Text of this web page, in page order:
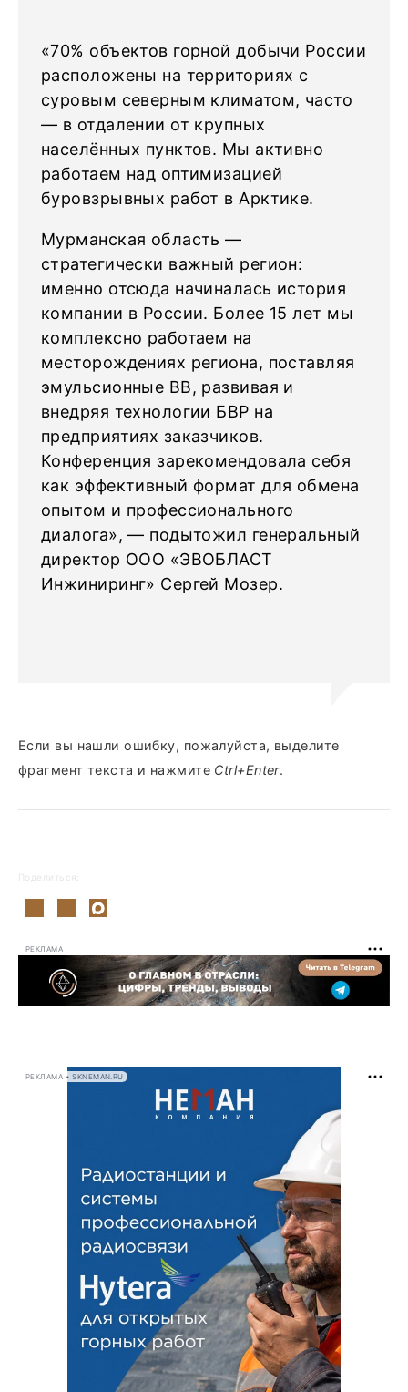
«70% объектов горной добычи России
расположены на территориях с
суровым северным климатом, часто
— в отдалении от крупных
населённых пунктов. Мы активно
работаем над оптимизацией
буровзрывных работ в Арктике.
Мурманская область —
стратегически важный регион:
именно отсюда начиналась история
компании в России. Более 15 лет мы
комплексно работаем на
месторождениях региона, поставляя
эмульсионные ВВ, развивая и
внедряя технологии БВР на
предприятиях заказчиков.
Конференция зарекомендовала себя
как эффективный формат для обмена
опытом и профессионального
диалога», — подытожил генеральный
директор ООО «ЭВОБЛАСТ
Инжиниринг» Сергей Мозер.
Если вы нашли ошибку, пожалуйста, выделите
фрагмент текста и нажмите Ctrl+Enter.
Поделиться:
РЕКЛАМА
РЕКЛАМА • SKNEMAN.RU